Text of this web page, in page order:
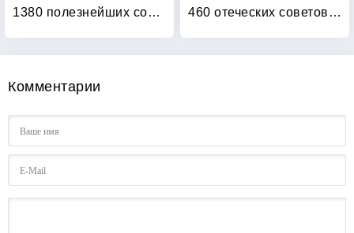
1380 полезнейших советов батюшки своим прихожанам 460 отеческих советов: Как найти духовника и научиться послушанию
Комментарии